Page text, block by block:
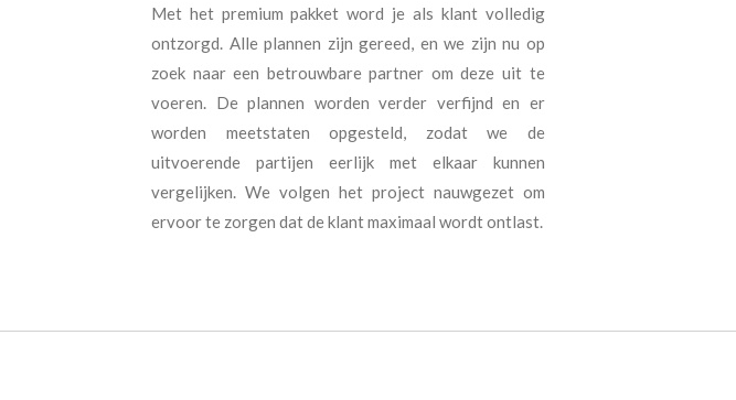
Met het premium pakket word je als klant volledig
ontzorgd. Alle plannen zijn gereed, en we zijn nu op
zoek naar een betrouwbare partner om deze uit te
voeren. De plannen worden verder verfijnd en er
worden meetstaten opgesteld, zodat we de
uitvoerende partijen eerlijk met elkaar kunnen
vergelijken. We volgen het project nauwgezet om
ervoor te zorgen dat de klant maximaal wordt ontlast.